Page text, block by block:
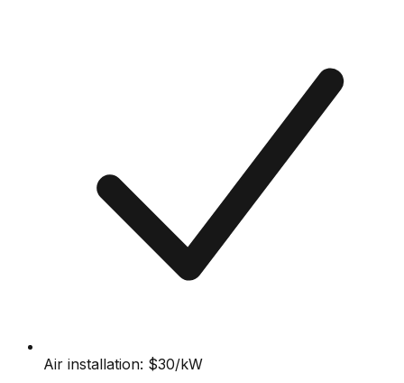
Air installation: $30/kW